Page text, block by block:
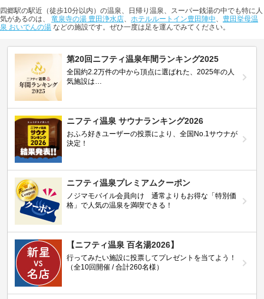
四郷駅の駅近（徒歩10分以内）の温泉、日帰り温泉、スーパー銭湯の中でも特に人
気があるのは、 竜泉寺の湯 豊田浄水店、 ホテルルートイン豊田陣中、 豊田挙母温
泉 おいでんの湯 などの施設です。ぜひ一度は足を運んでみてください。
第20回ニフティ温泉年間ランキング2025
全国約2.2万件の中から頂点に選ばれた、2025年の人
気施設は…
ニフティ温泉 サウナランキング2026
おふろ好きユーザーの投票により、全国No.1サウナが
決定！
ニフティ温泉プレミアムクーポン
ノジマモバイル会員向け 通常よりもお得な「特別価
格」で人気の温泉を満喫できる！
【ニフティ温泉 百名湯2026】
行ってみたい施設に投票してプレゼントを当てよう！
（全10回開催 / 合計260名様）